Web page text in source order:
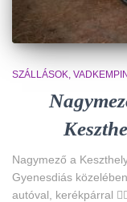
SZÁLLÁSOK
Nagymező a
Gyenesdiás
autóval, kerékpárral